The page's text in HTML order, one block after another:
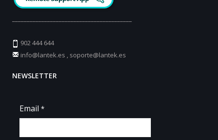
902 444 644
info@lantek.es , soporte@lantek.es
NEWSLETTER